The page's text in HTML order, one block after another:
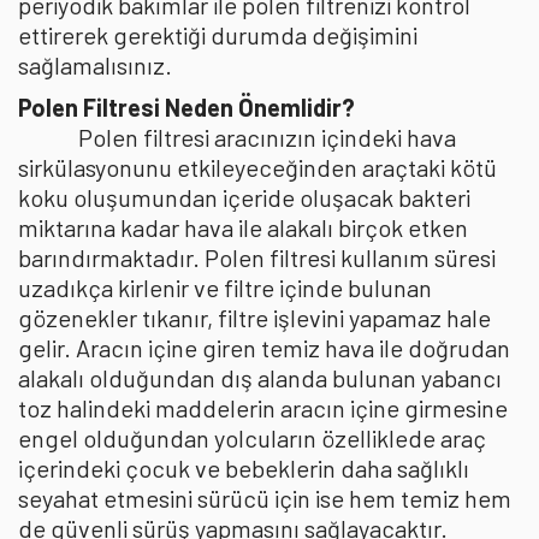
ettirerek gerektiği durumda değişimini
sağlamalısınız.
Polen Filtresi Neden Önemlidir?
Polen filtresi aracınızın içindeki hava
sirkülasyonunu etkileyeceğinden araçtaki kötü
koku oluşumundan içeride oluşacak bakteri
miktarına kadar hava ile alakalı birçok etken
barındırmaktadır. Polen filtresi kullanım süresi
uzadıkça kirlenir ve filtre içinde bulunan
gözenekler tıkanır, filtre işlevini yapamaz hale
gelir. Aracın içine giren temiz hava ile doğrudan
alakalı olduğundan dış alanda bulunan yabancı
toz halindeki maddelerin aracın içine girmesine
engel olduğundan yolcuların özelliklede araç
içerindeki çocuk ve bebeklerin daha sağlıklı
seyahat etmesini sürücü için ise hem temiz hem
de güvenli sürüş yapmasını sağlayacaktır.